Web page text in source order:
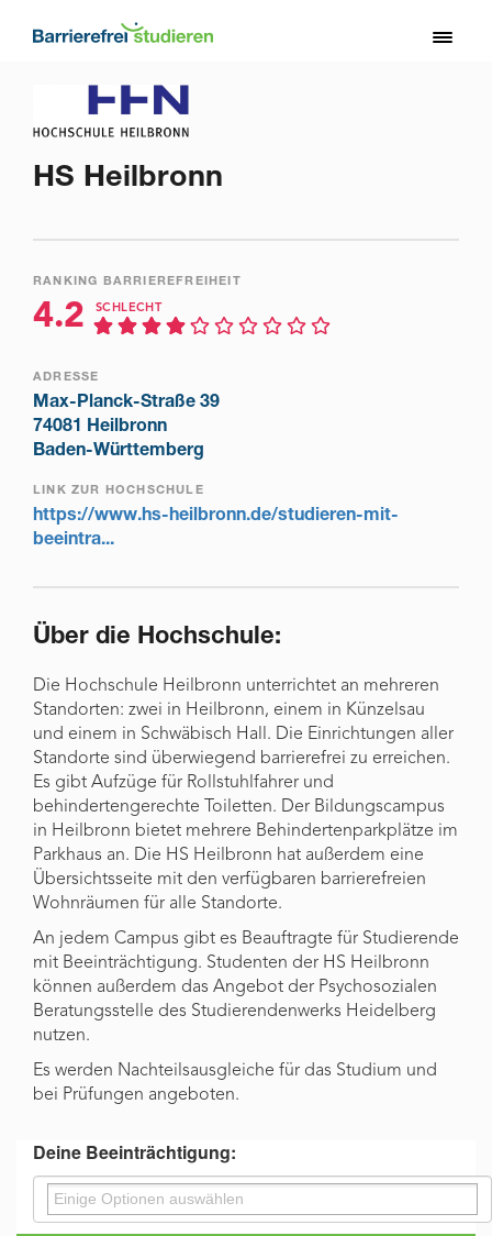
HS Heilbronn
RANKING BARRIEREFREIHEIT
4.2 SCHLECHT
ADRESSE
Max-Planck-Straße 39
74081 Heilbronn
Baden-Württemberg
LINK ZUR HOCHSCHULE
https://www.hs-heilbronn.de/studieren-mit-
beeintra...
Über die Hochschule:
Die Hochschule Heilbronn unterrichtet an mehreren
Standorten: zwei in Heilbronn, einem in Künzelsau
und einem in Schwäbisch Hall. Die Einrichtungen aller
Standorte sind überwiegend barrierefrei zu erreichen.
Es gibt Aufzüge für Rollstuhlfahrer und
behindertengerechte Toiletten. Der Bildungscampus
in Heilbronn bietet mehrere Behindertenparkplätze im
Parkhaus an. Die HS Heilbronn hat außerdem eine
Übersichtsseite mit den verfügbaren barrierefreien
Wohnräumen für alle Standorte.
An jedem Campus gibt es Beauftragte für Studierende
mit Beeinträchtigung. Studenten der HS Heilbronn
können außerdem das Angebot der Psychosozialen
Beratungsstelle des Studierendenwerks Heidelberg
nutzen.
Es werden Nachteilsausgleiche für das Studium und
bei Prüfungen angeboten.
Deine Beeinträchtigung: